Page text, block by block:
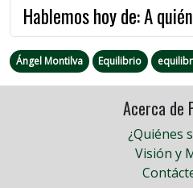
Hablemos hoy de: A
Ángel Montilva Equilibrio
Acerca de
¿Quiénes
Visión y